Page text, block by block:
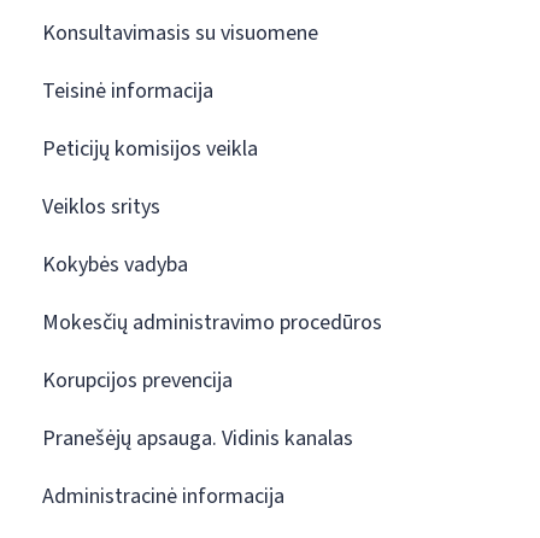
Konsultavimasis su visuomene
Teisinė informacija
Peticijų komisijos veikla
Veiklos sritys
Kokybės vadyba
Mokesčių administravimo procedūros
Korupcijos prevencija
Pranešėjų apsauga. Vidinis kanalas
Administracinė informacija